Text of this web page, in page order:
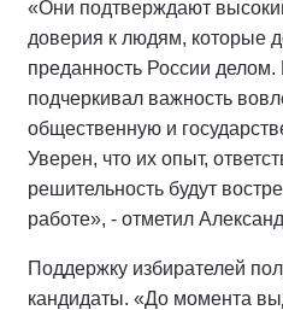
«Они подтверждают
доверия к людям, которые
преданность России
подчеркивал важность
общественную и
Уверен, что их опыт,
решительность будут
работе», - отметил
Поддержку избирателей
кандидаты. «До момента